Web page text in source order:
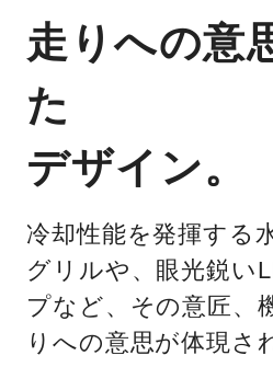
走りへの意
た
デザイン。
冷却性能を発揮する
グリルや、眼光鋭い
プなど、その意匠、
りへの意思が体現さ